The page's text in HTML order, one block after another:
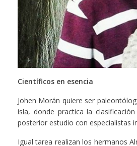
Científicos en esencia
Johen Morán quiere ser
isla, donde practica la
posterior estudio con especialistas
Igual tarea realizan los hermanos